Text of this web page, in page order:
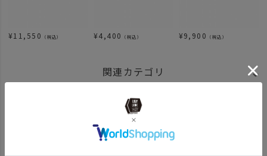
¥11,550 （税込） ¥4,400 （税込） ¥9,900 （税込）
関連カテゴリ
UNBY SELECT